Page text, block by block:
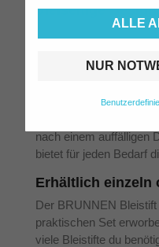
ALLE
NUR
Vielseitige
auch für Erwachsene
Accessoire für den
nach einem auffälligen
bietet für jeden Bedarf
Erhältlich einzeln
Der BRUNNEN
praktischen Set
viele Bleistifte du